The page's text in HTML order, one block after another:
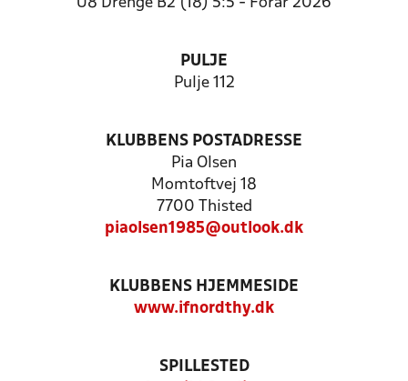
U8 Drenge B2 (18) 5:5 - Forår 2026
PULJE
Pulje 112
KLUBBENS POSTADRESSE
Pia Olsen
Momtoftvej 18
7700 Thisted
piaolsen1985@outlook.dk
KLUBBENS HJEMMESIDE
www.ifnordthy.dk
SPILLESTED